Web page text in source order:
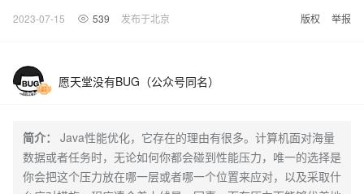
2023-07-15 539 发布于北京 版权 举报
愿天堂没有BUG（公众号同名）
简介：
Java性能优化，它存在的理由有很多。计算机面对海量
数据或者任务时，无论如何你都会碰到性能压力，唯一的选择是
你会把这个压力放在哪一层或者哪一个位置来应对，以及采取什